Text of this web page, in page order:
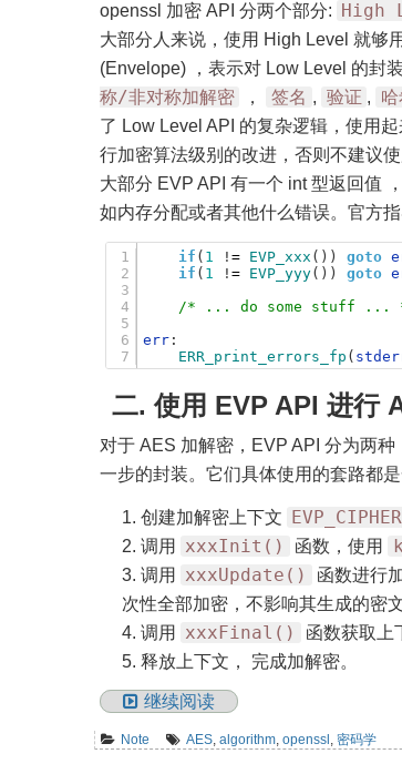
openssl 加密 API 分两个部分: High
大部分人来说，使用 High Level 就够
(Envelope) ，表示对 Low Level 的封
称/非对称加解密
， 签名 , 验证 ,
了 Low Level API 的复杂逻辑，使用
行加密算法级别的改进，否则不建议
大部分 EVP API 有一个 int 型返回值
如内存分配或者其他什么错误。官方
1
2
3
4
5
6
7
if ( 1 ! = EVP_xxx ( ) ) goto
if ( 1 ! = EVP_yyy( ) ) goto
/* ... do some stuff ...
err:
ERR_print_errors_fp (
二. 使用 EVP API 进行
对于 AES 加解密，EVP API 分为两种
一步的封装。它们具体使用的套路都是
创建加解密上下文
调用 xxxInit() 函数，使用
调用
xxxUpdate()
函数进行
次性全部加密，不影响其生成的密
调用
xxxFinal()
函数获取上
释放上下文， 完成加解密。
继续阅读
Note AES, algorithm, openssl , 密码学